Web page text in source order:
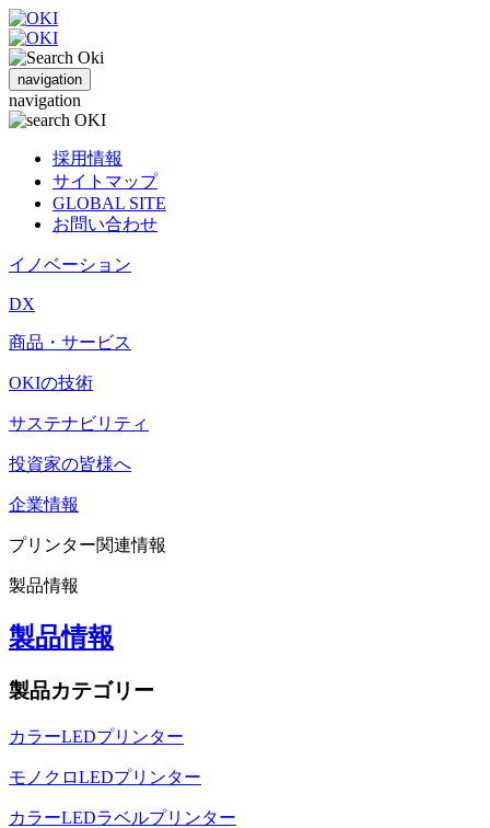
navigation
navigation
採用情報
サイトマップ
GLOBAL SITE
お問い合わせ
イノベーション
DX
商品・サービス
OKIの技術
サステナビリティ
投資家の皆様へ
企業情報
プリンター関連情報
製品情報
製品情報
製品カテゴリー
カラーLEDプリンター
モノクロLEDプリンター
カラーLEDラベルプリンター